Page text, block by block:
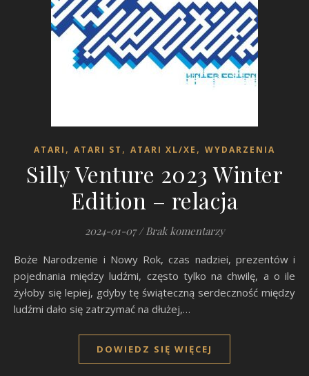
ATARI , ATARI ST , ATARI XL/XE , WYDARZENIA
Silly Venture 2023 Winter
Edition – relacja
2024-01-07 / Brak komentarzy
Boże Narodzenie i Nowy Rok, czas nadziei, prezentów i
pojednania między ludźmi, często tylko na chwilę, a o ile
żyłoby się lepiej, gdyby tę świąteczną serdeczność między
ludźmi dało się zatrzymać na dłużej,…
DOWIEDZ SIĘ WIĘCEJ